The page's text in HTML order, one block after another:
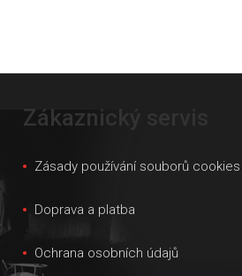
Zákaznický servis
Zásady používání souborů cookies
Doprava a platba
Ochrana osobních údajů